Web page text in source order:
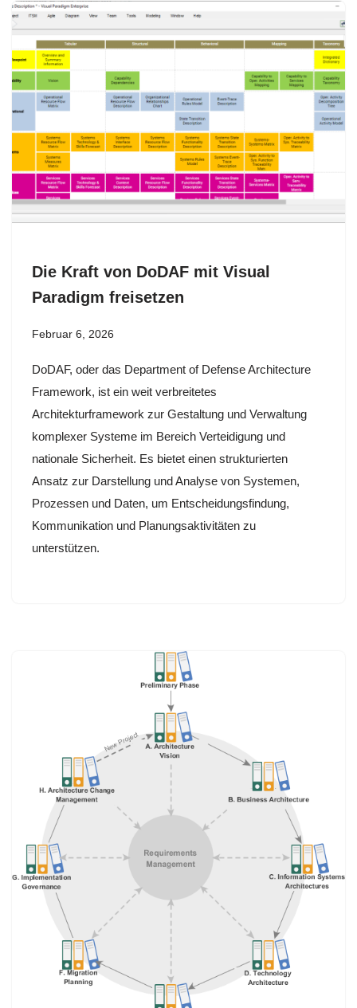
Die Kraft von DoDAF mit Visual
Paradigm freisetzen
Februar 6, 2026
DoDAF, oder das Department of Defense Architecture
Framework, ist ein weit verbreitetes
Architekturframework zur Gestaltung und Verwaltung
komplexer Systeme im Bereich Verteidigung und
nationale Sicherheit. Es bietet einen strukturierten
Ansatz zur Darstellung und Analyse von Systemen,
Prozessen und Daten, um Entscheidungsfindung,
Kommunikation und Planungsaktivitäten zu
unterstützen.